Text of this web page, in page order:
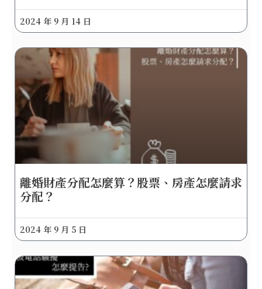
2024 年 9 月 14 日
離婚財產分配怎麼算？股票、房產怎麼請求
分配？
2024 年 9 月 5 日